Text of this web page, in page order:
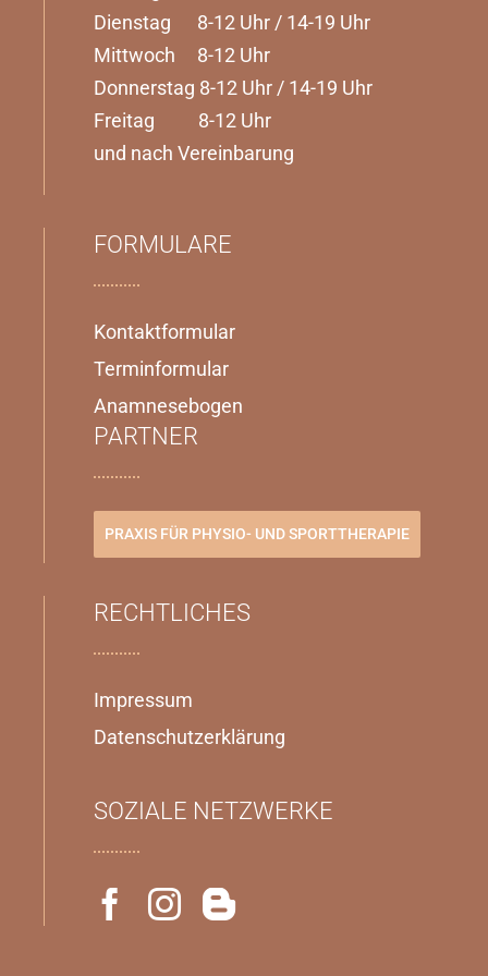
Dienstag 8-12 Uhr / 14-19 Uhr
Mittwoch 8-12 Uhr
Donnerstag 8-12 Uhr / 14-19 Uhr
Freitag 8-12 Uhr
und nach Vereinbarung
FORMULARE
Kontaktformular
Terminformular
Anamnesebogen
PARTNER
PRAXIS FÜR PHYSIO- UND SPORTTHERAPIE
RECHTLICHES
Impressum
Datenschutzerklärung
SOZIALE NETZWERKE